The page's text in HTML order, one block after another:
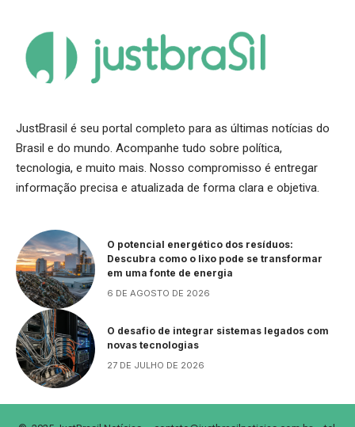
JustBrasil é seu portal completo para as últimas notícias do
Brasil e do mundo. Acompanhe tudo sobre política,
tecnologia, e muito mais. Nosso compromisso é entregar
informação precisa e atualizada de forma clara e objetiva.
O potencial energético dos resíduos:
Descubra como o lixo pode se transformar
em uma fonte de energia
6 DE AGOSTO DE 2026
O desafio de integrar sistemas legados com
novas tecnologias
27 DE JULHO DE 2026